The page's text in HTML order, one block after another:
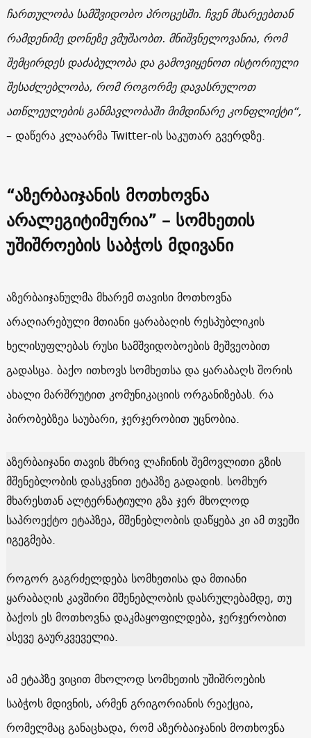
ჩართულობა სამშვიდობო პროცესში. ჩვენ მხარეებთან
რამდენიმე დონეზე ვმუშაობთ. მნიშვნელოვანია, რომ
შემცირდეს დაძაბულობა და გამოვიყენოთ ისტორიული
შესაძლებლობა, რომ როგორმე დავასრულოთ
ათწლეულების განმავლობაში მიმდინარე კონფლიქტი“,
– დაწერა კლაარმა Twitter-ის საკუთარ გვერდზე.
“აზერბაიჯანის მოთხოვნა
არალეგიტიმურია” – სომხეთის
უშიშროების საბჭოს მდივანი
აზერბაიჯანულმა მხარემ თავისი მოთხოვნა
არაღიარებული მთიანი ყარაბაღის რესპუბლიკის
ხელისუფლებას რუსი სამშვიდობოების მეშვეობით
გადასცა. ბაქო ითხოვს სომხეთსა და ყარაბაღს შორის
ახალი მარშრუტით კომუნიკაციის ორგანიზებას. რა
პირობებზეა საუბარი, ჯერჯერობით უცნობია.
აზერბაიჯანი თავის მხრივ ლაჩინის შემოვლითი გზის
მშენებლობის დასკვნით ეტაპზე გადადის. სომხურ
მხარესთან ალტერნატიული გზა ჯერ მხოლოდ
საპროექტო ეტაპზეა, მშენებლობის დაწყება კი ამ თვეში
იგეგმება.
როგორ გაგრძელდება სომხეთისა და მთიანი
ყარაბაღის კავშირი მშენებლობის დასრულებამდე, თუ
ბაქოს ეს მოთხოვნა დაკმაყოფილდება, ჯერჯერობით
ასევე გაურკვეველია.
ამ ეტაპზე ვიცით მხოლოდ სომხეთის უშიშროების
საბჭოს მდივნის, არმენ გრიგორიანის რეაქცია,
რომელმაც განაცხადა, რომ აზერბაიჯანის მოთხოვნა